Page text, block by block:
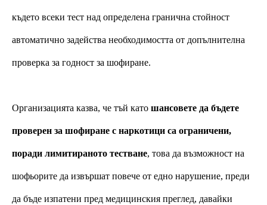
където всеки тест над определена гранична стойност
автоматично задейства необходимостта от допълнителна
проверка за годност за шофиране.
Организацията казва, че тъй като шансовете да бъдете
проверен за шофиране с наркотици са ограничени,
поради лимитираното тестване, това да възможност на
шофьорите да извършат повече от едно нарушение, преди
да бъде изпатени пред медицинския преглед, давайки